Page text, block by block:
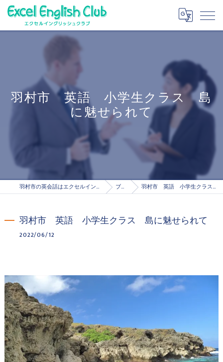
羽村市 英語 小学生クラス 島
に魅せられて
羽村市の英会話はエクセルイングリッシュクラブ ブログ 羽村市 英語 小学生クラス 島に魅せられて
羽村市 英語 小学生クラス 島に魅せられて
2022/06/12